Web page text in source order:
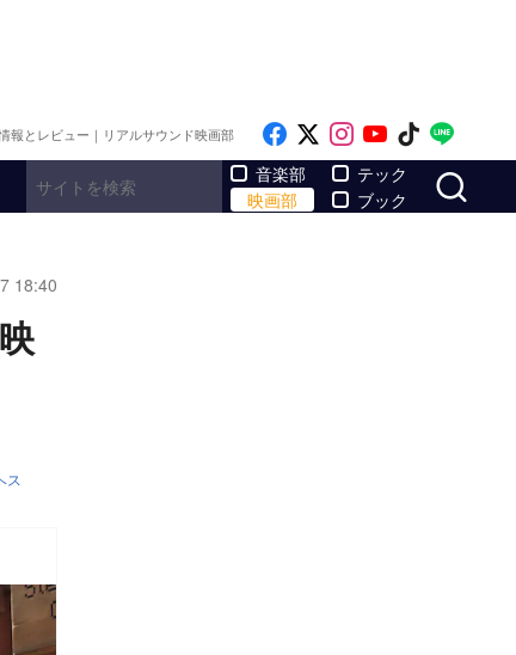
報とレビュー｜リアルサウンド映画部 Like on Facebook
Follow on x
Follow on
Follow on
Follow
音楽部
映画部
テック
ブック
18:40
ス